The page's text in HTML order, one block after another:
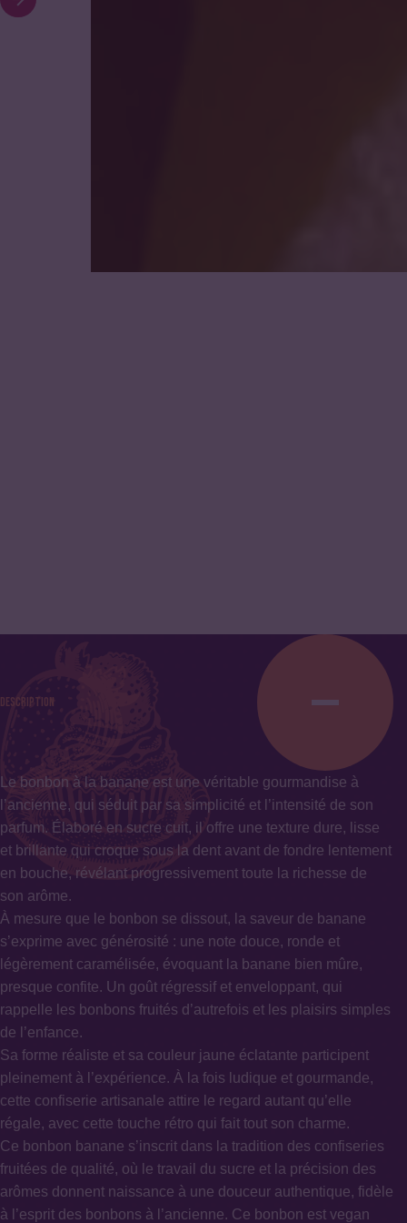
Description
Le bonbon à la banane est une véritable gourmandise à
l’ancienne, qui séduit par sa simplicité et l’intensité de son
parfum. Élaboré en sucre cuit, il offre une texture dure, lisse
et brillante qui croque sous la dent avant de fondre lentement
en bouche, révélant progressivement toute la richesse de
son arôme.
À mesure que le bonbon se dissout, la saveur de banane
s’exprime avec générosité : une note douce, ronde et
légèrement caramélisée, évoquant la banane bien mûre,
presque confite. Un goût régressif et enveloppant, qui
rappelle les bonbons fruités d’autrefois et les plaisirs simples
de l’enfance.
Sa forme réaliste et sa couleur jaune éclatante participent
pleinement à l’expérience. À la fois ludique et gourmande,
cette confiserie artisanale attire le regard autant qu’elle
régale, avec cette touche rétro qui fait tout son charme.
Ce bonbon banane s’inscrit dans la tradition des confiseries
fruitées de qualité, où le travail du sucre et la précision des
arômes donnent naissance à une douceur authentique, fidèle
à l’esprit des bonbons à l’ancienne. Ce bonbon est vegan